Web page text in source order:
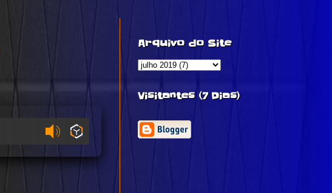
Arquivo do Site
Visitantes (7 Dias)